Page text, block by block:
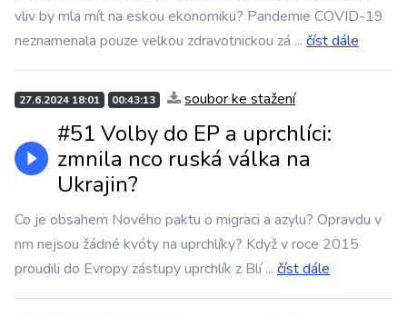
vliv by mla mít na eskou ekonomiku? Pandemie COVID-19
neznamenala pouze velkou zdravotnickou zá ... číst dále
27.6.2024 18:01 00:43:13 soubor ke stažení
#51 Volby do EP a uprchlíci:
zmnila nco ruská válka na
Ukrajin?
Co je obsahem Nového paktu o migraci a azylu? Opravdu v
nm nejsou žádné kvóty na uprchlíky? Když v roce 2015
proudili do Evropy zástupy uprchlík z Blí... číst dále